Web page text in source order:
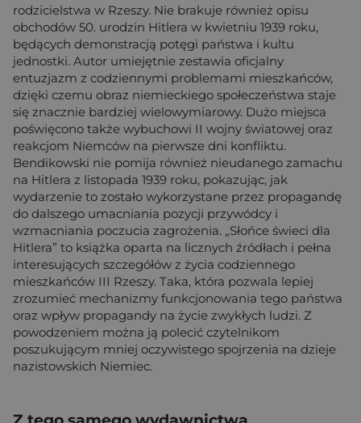
rodzicielstwa w Rzeszy. Nie brakuje również opisu
obchodów 50. urodzin Hitlera w kwietniu 1939 roku,
będących demonstracją potęgi państwa i kultu
jednostki. Autor umiejętnie zestawia oficjalny
entuzjazm z codziennymi problemami mieszkańców,
dzięki czemu obraz niemieckiego społeczeństwa staje
się znacznie bardziej wielowymiarowy. Dużo miejsca
poświęcono także wybuchowi II wojny światowej oraz
reakcjom Niemców na pierwsze dni konfliktu.
Bendikowski nie pomija również nieudanego zamachu
na Hitlera z listopada 1939 roku, pokazując, jak
wydarzenie to zostało wykorzystane przez propagandę
do dalszego umacniania pozycji przywódcy i
wzmacniania poczucia zagrożenia. „Słońce świeci dla
Hitlera” to książka oparta na licznych źródłach i pełna
interesujących szczegółów z życia codziennego
mieszkańców III Rzeszy. Taka, która pozwala lepiej
zrozumieć mechanizmy funkcjonowania tego państwa
oraz wpływ propagandy na życie zwykłych ludzi. Z
powodzeniem można ją polecić czytelnikom
poszukującym mniej oczywistego spojrzenia na dzieje
nazistowskich Niemiec.